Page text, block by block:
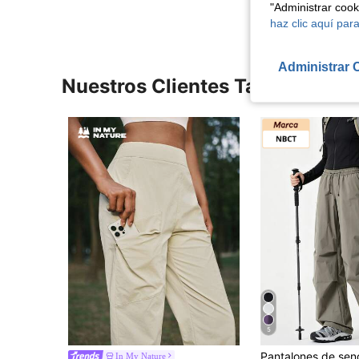
Nuestros Clientes También
In My Nature
5
"Administrar
haz clic aquí
Administrar